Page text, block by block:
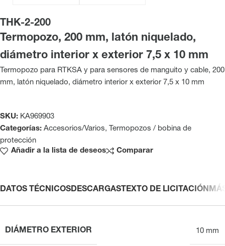
THK-2-200
Termopozo, 200 mm, latón niquelado,
diámetro interior x exterior 7,5 x 10 mm
Termopozo para RTKSA y para sensores de manguito y cable, 200
mm, latón niquelado, diámetro interior x exterior 7,5 x 10 mm
SKU: KA969903
Categorías: Accesorios/Varios, Termopozos / bobina de
protección
Añadir a la lista de deseos
Comparar
DATOS TÉCNICOSDESCARGASTEXTO DE LICITACIÓN
DIÁMETRO EXTERIOR 10 mm